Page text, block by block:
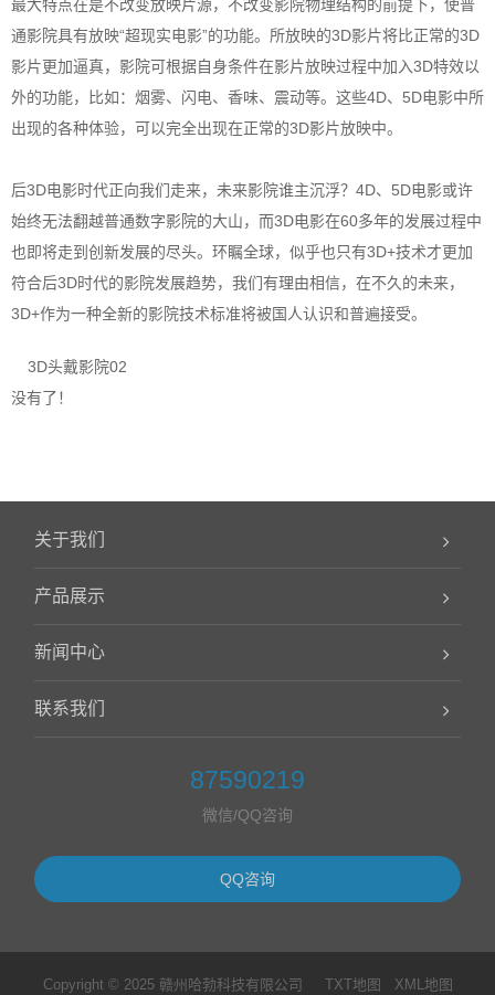
最大特点在是不改变放映片源，不改变影院物理结构的前提下，使普
通影院具有放映“超现实电影”的功能。所放映的3D影片将比正常的3D
影片更加逼真，影院可根据自身条件在影片放映过程中加入3D特效以
外的功能，比如：烟雾、闪电、香味、震动等。这些4D、5D电影中所
出现的各种体验，可以完全出现在正常的3D影片放映中。
后3D电影时代正向我们走来，未来影院谁主沉浮？4D、5D电影或许
始终无法翻越普通数字影院的大山，而3D电影在60多年的发展过程中
也即将走到创新发展的尽头。环瞩全球，似乎也只有3D+技术才更加
符合后3D时代的影院发展趋势，我们有理由相信，在不久的未来，
3D+作为一种全新的影院技术标准将被国人认识和普遍接受。
3D头戴影院02
没有了！
关于我们
产品展示
新闻中心
联系我们
87590219
微信/QQ咨询
QQ咨询
Copyright © 2025 赣州哈勃科技有限公司 TXT地图 XML地图